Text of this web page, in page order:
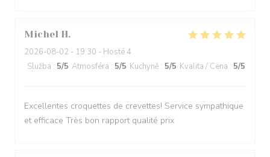
Michel H
2026-08-02 - 19:30 - Hosté 4
Služba : 5/5 Atmosféra : 5/5 Kuchyně : 5/5 Kvalita / Cena : 5/5
Excellentes croquettes de crevettes! Service sympathique
et efficace Très bon rapport qualité prix